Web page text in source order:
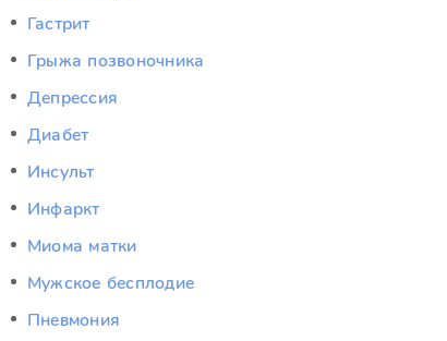
Гастрит
Грыжа позвоночника
Депрессия
Диабет
Инсульт
Инфаркт
Миома матки
Мужское бесплодие
Пневмония